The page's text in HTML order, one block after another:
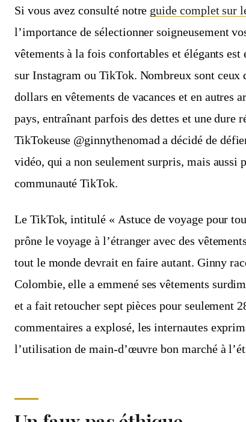
Si vous avez consulté notre guide complet sur
l’importance de sélectionner soigneusement
vêtements à la fois confortables et élégants
sur Instagram ou TikTok. Nombreux sont ceux
dollars en vêtements de vacances et en autres
pays, entraînant parfois des dettes et une dure
TikTokeuse @ginnythenomad a décidé de
vidéo, qui a non seulement surpris, mais aussi
communauté TikTok.
Le TikTok, intitulé « Astuce de voyage pour
prône le voyage à l’étranger avec des
tout le monde devrait en faire autant. Ginny
Colombie, elle a emmené ses vêtements
et a fait retoucher sept pièces pour seulement
commentaires a explosé, les internautes
l’utilisation de main-d’œuvre bon marché à